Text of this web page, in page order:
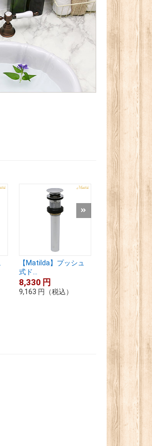
【Matilda】プッシュ
式ド...
8,330 円
9,163 円 （税込）
【Matilda】プ
式ド...
9,690
10,659 円 （税